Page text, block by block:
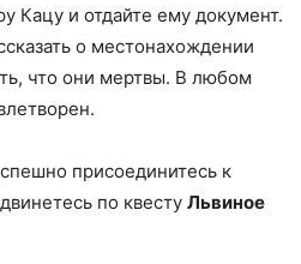
Кацу и отдайте ему документ.
о местонахождении
что они мертвы. В любом
присоединитесь к
по квесту Львиное